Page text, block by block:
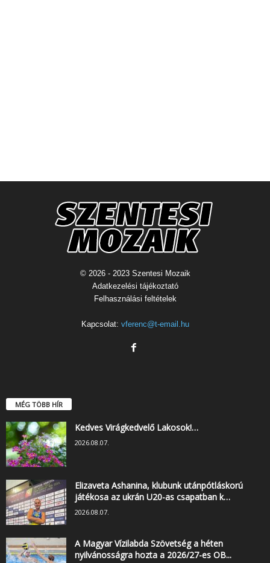
© 2026 - 2023 Szentesi Mozaik
Adatkezelési tájékoztató
Felhasználási feltételek
Kapcsolat: vferenc@t-email.hu
MÉG TÖBB HÍR
Kedves Virágkedvelő Lakosok!…
2026.08.07.
Elizaveta Ashanina, klubunk utánpótláskorú
játékosa az ukrán U20-as csapatban k…
2026.08.07.
A Magyar Vízilabda Szövetség a héten
nyilvánosságra hozta a 2026/27-es OB...